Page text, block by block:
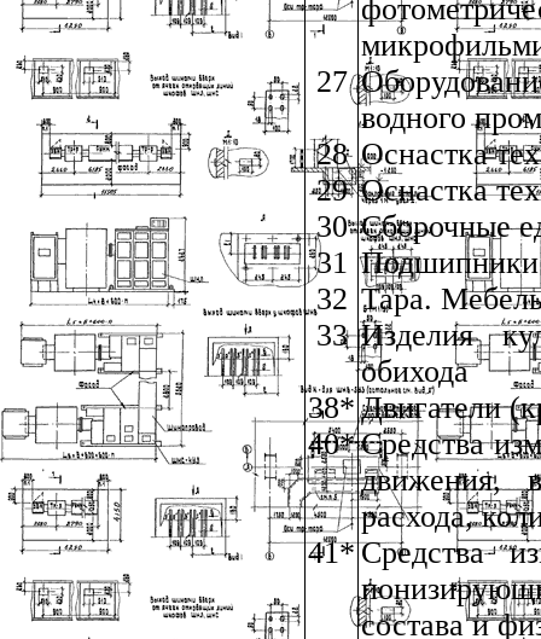
27
водного
28 Оснастка
29 Оснастка
30 Сборочные
31 Подшипники
32 Тара.
33 Изделия
обихода
38* Двигатели
40*Средства
движения,
расхода,
41*Средства
состава и